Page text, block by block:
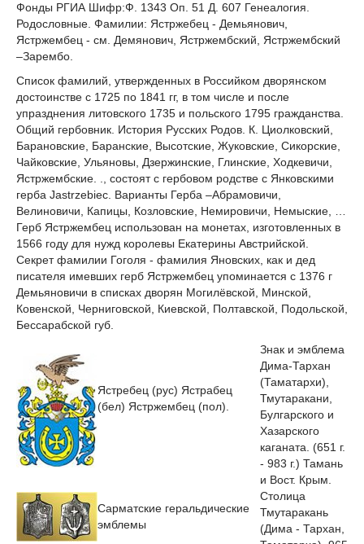
Фонды РГИА Шифр:Ф. 1343 Оп. 51 Д. 607 Генеалогия.
Родословные. Фамилии: Ястржебец - Демьянович,
Ястржембец - см. Демянович, Ястржембский, Ястржембский
–Зарембо.
Список фамилий, утвержденных в Российком дворянском
достоинстве с 1725 по 1841 гг, в том числе и после
упразднения литовского 1735 и польского 1795 гражданства.
Общий гербовник. История Русских Родов. К. Циолковский,
Барановские, Баранские, Высотские, Жуковские, Сикорские,
Чайковские, Ульяновы, Дзержинские, Глинские, Ходкевичи,
Ястржембские. ., состоят с гербовом родстве с Янковскими
герба Jastrzebiec. Варианты Герба –Абрамовичи,
Велиновичи, Капицы, Козловские, Немировичи, Немыские, …
Герб Ястржембец использован на монетах, изготовленных в
1566 году для нужд королевы Екатерины Австрийской.
Секрет фамилии Гоголя - фамилия Яновских, как и дед
писателя имевших герб Ястржембец упоминается с 1376 г
Демьяновичи в списках дворян Могилёвской, Минской,
Ковенской, Черниговской, Киевской, Полтавской, Подольской,
Бессарабской губ.
Ястребец (рус) Ястрабец
(бел) Ястржембец (пол).
Сарматские геральдические
эмблемы
Знак и эмблема
Дима-Тархан
(Таматархи),
Тмутаракани,
Булгарского и
Хазарского
каганата. (651 г.
- 983 г.) Тамань
и Вост. Крым.
Столица
Тмутаракань
(Дима - Тархан,